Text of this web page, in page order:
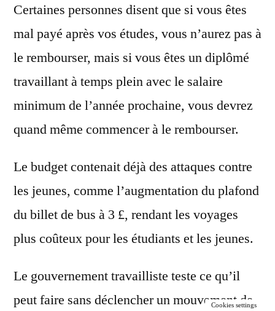
Certaines personnes disent que si vous êtes
mal payé après vos études, vous n’aurez pas à
le rembourser, mais si vous êtes un diplômé
travaillant à temps plein avec le salaire
minimum de l’année prochaine, vous devrez
quand même commencer à le rembourser.
Le budget contenait déjà des attaques contre
les jeunes, comme l’augmentation du plafond
du billet de bus à 3 £, rendant les voyages
plus coûteux pour les étudiants et les jeunes.
Le gouvernement travailliste teste ce qu’il
peut faire sans déclencher un mouvement de
Cookies settings